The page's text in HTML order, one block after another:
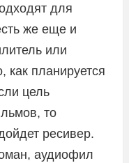
для
же еще и
или
как планируется
цель
то
ресивер.
аудиофил